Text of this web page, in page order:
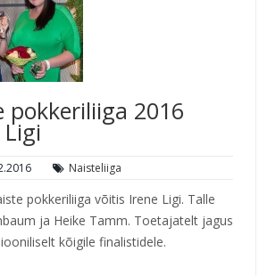
pokkeriliiga 2016
Naisteliiga
pokkeriliiga võitis Irene Ligi. Talle
ja Heike Tamm. Toetajatelt jagus
kõigile finalistidele.